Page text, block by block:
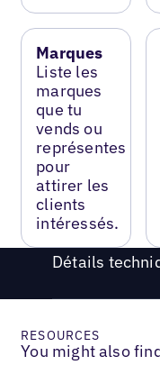
Marques
Liste les
marques
que tu
vends ou
représentes
pour
attirer les
clients
intéressés.
Détails
RESOURCES
You might also